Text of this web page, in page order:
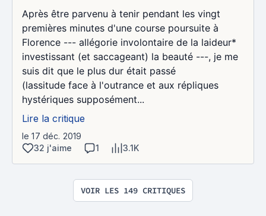
Après être parvenu à tenir pendant les vingt
premières minutes d'une course poursuite à
Florence --- allégorie involontaire de la laideur*
investissant (et saccageant) la beauté ---, je me
suis dit que le plus dur était passé
(lassitude face à l'outrance et aux répliques
hystériques supposément...
Lire la critique
le 17 déc. 2019
32 j'aime
1 3.1K
VOIR LES 149 CRITIQUES